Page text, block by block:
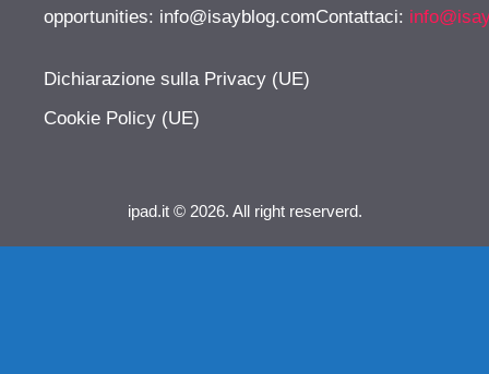
opportunities: info@isayblog.comContattaci:
Dichiarazione sulla Privacy (UE)
Cookie Policy (UE)
ipad.it © 2026. All right reserverd.